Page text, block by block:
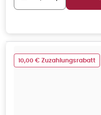
10,00 € Zuzahlungsrabatt